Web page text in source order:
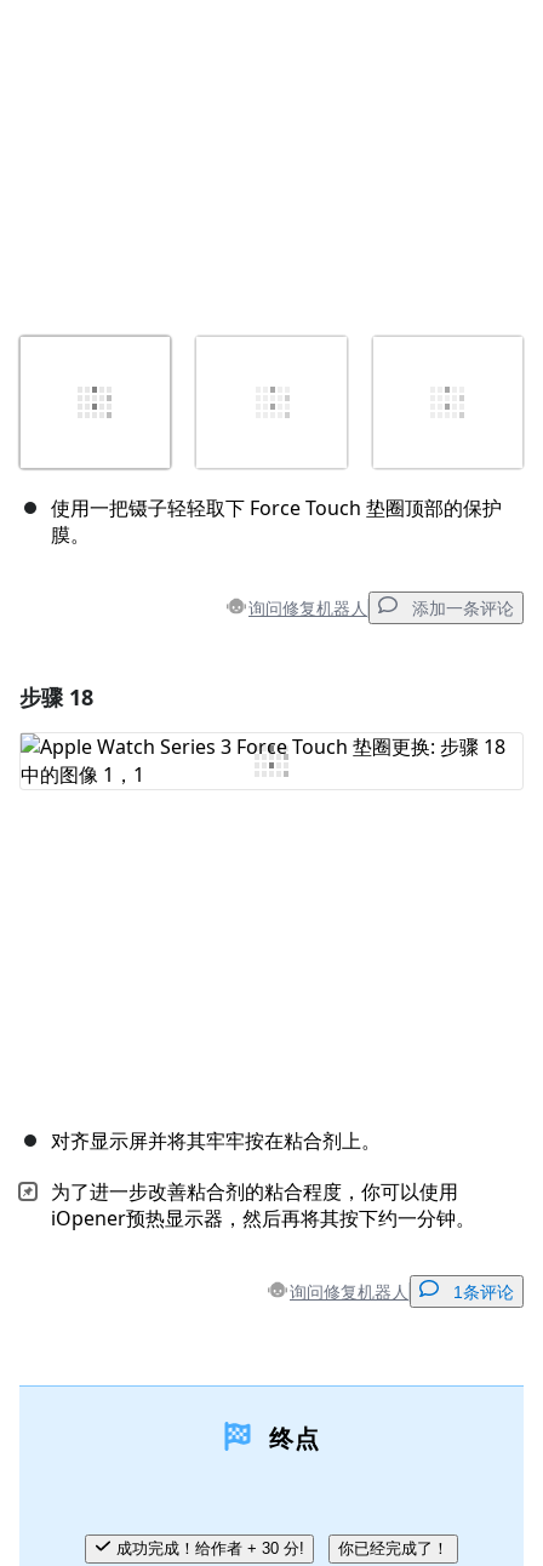
使用一把镊子轻轻取下 Force Touch 垫圈顶部的保护
膜。
询问修复机器人 添加一条评论
添加评论
步骤 18
对齐显示屏并将其牢牢按在粘合剂上。
为了进一步改善粘合剂的粘合程度，你可以使用
iOpener预热显示器，然后再将其按下约一分钟。
询问修复机器人 1条评论
取消 发帖评论
终点
成功完成！给作者 + 30 分! 你已经完成了！